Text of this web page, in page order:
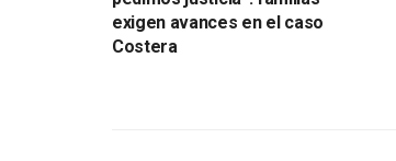
exigen avances en el caso
Costera